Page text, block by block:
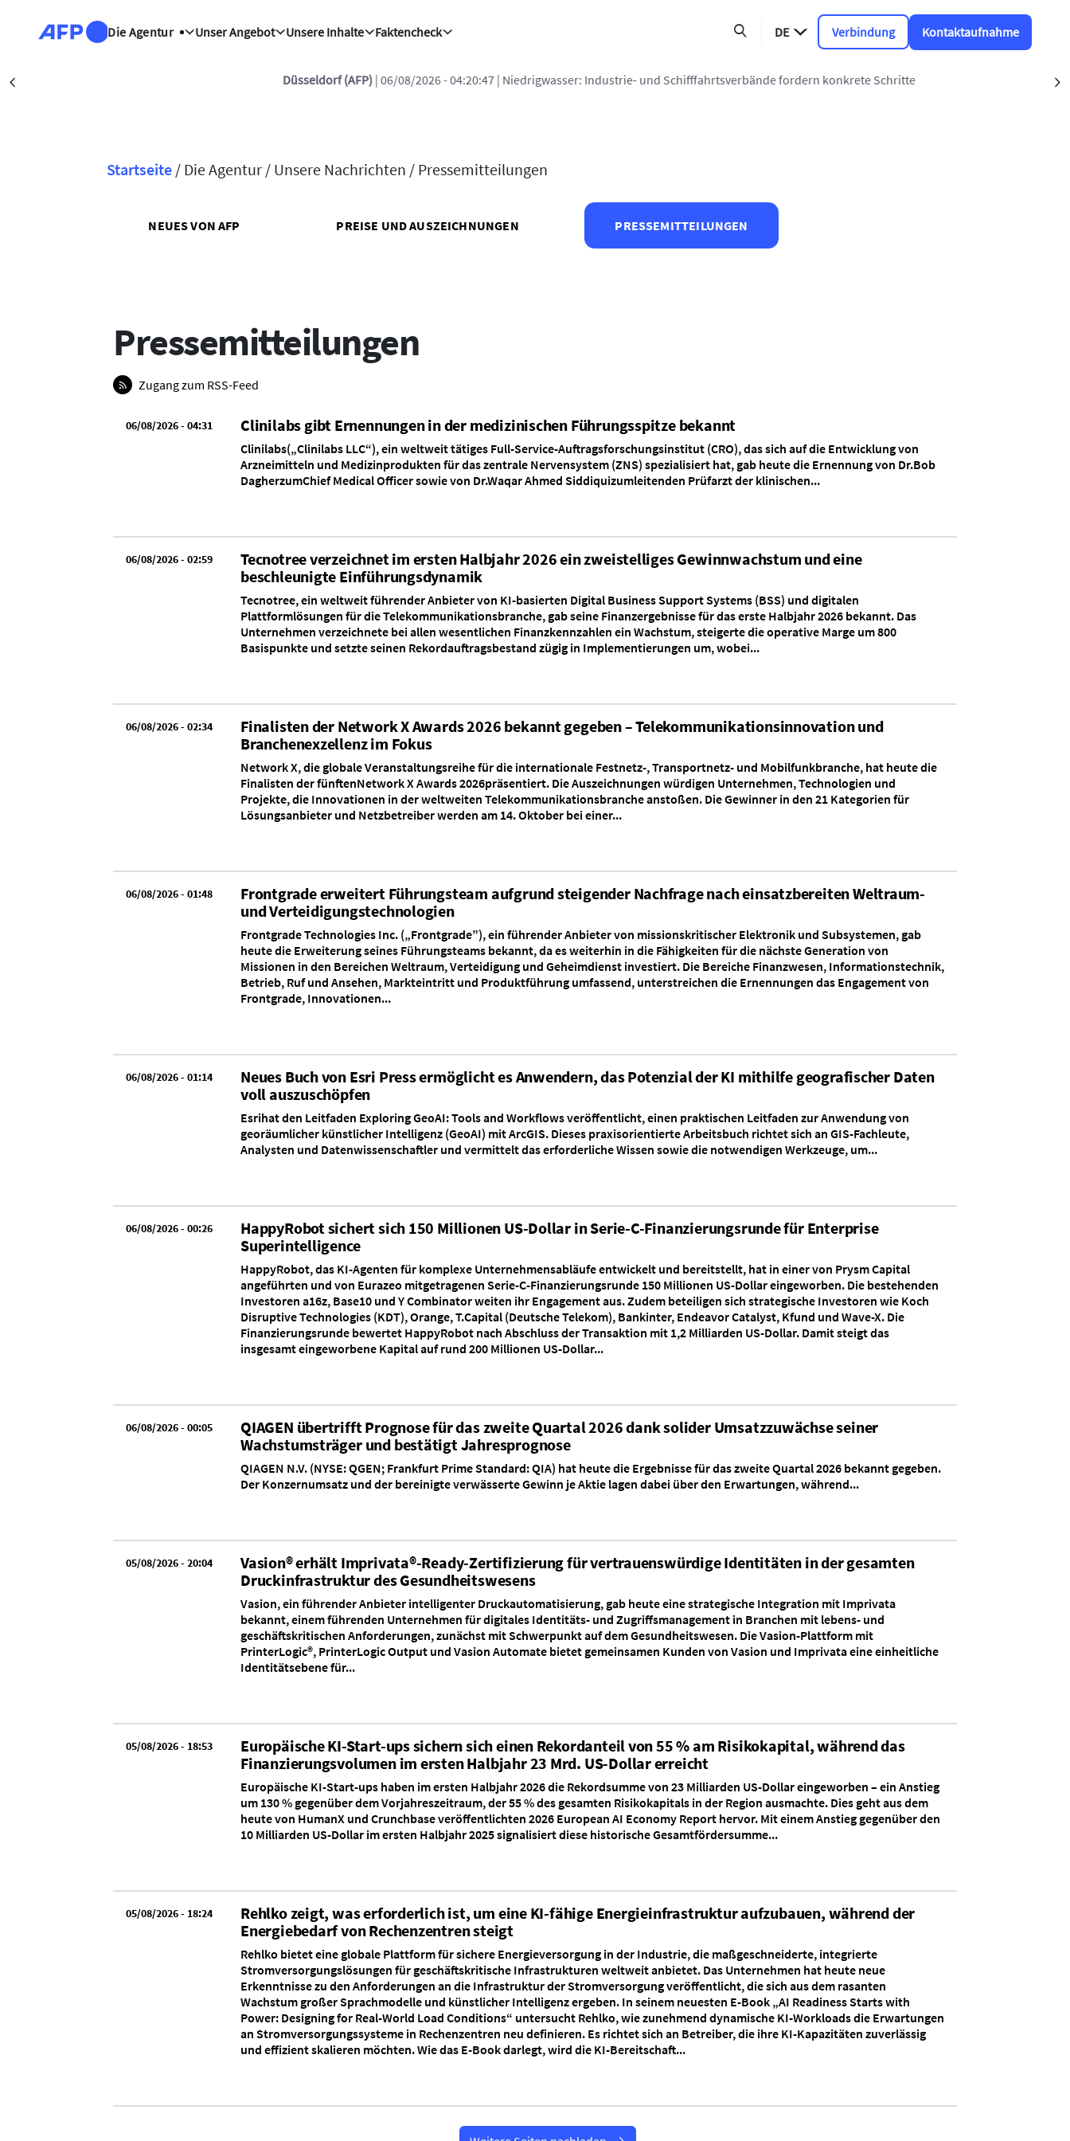
Die Agentur
Unser Angebot Unsere Inhalte Faktencheck DE Verbindung Kontaktaufnahme
Düsseldorf (AFP)| 06/08/2026 - 04:20:47| Niedrigwasser: Industrie- und Schifffahrtsverbände fordern konkrete Schritte
Pfadnavigation
Startseite / Die Agentur / Unsere Nachrichten / Pressemitteilungen
NEUES VON AFP PREISE UND AUSZEICHNUNGEN PRESSEMITTEILUNGEN
Pressemitteilungen
Zugang zum RSS-Feed
06/08/2026 - 04:31 Clinilabs gibt Ernennungen in der medizinischen Führungsspitze bekannt
Clinilabs(„Clinilabs LLC“), ein weltweit tätiges Full-Service-Auftragsforschungsinstitut (CRO), das sich auf die Entwicklung von
Arzneimitteln und Medizinprodukten für das zentrale Nervensystem (ZNS) spezialisiert hat, gab heute die Ernennung von Dr.Bob
DagherzumChief Medical Officer sowie von Dr.Waqar Ahmed Siddiquizumleitenden Prüfarzt der klinischen...
06/08/2026 - 02:59
Tecnotree verzeichnet im ersten Halbjahr 2026 ein zweistelliges Gewinnwachstum und eine
beschleunigte Einführungsdynamik
Tecnotree, ein weltweit führender Anbieter von KI-basierten Digital Business Support Systems (BSS) und digitalen
Plattformlösungen für die Telekommunikationsbranche, gab seine Finanzergebnisse für das erste Halbjahr 2026 bekannt. Das
Unternehmen verzeichnete bei allen wesentlichen Finanzkennzahlen ein Wachstum, steigerte die operative Marge um 800
Basispunkte und setzte seinen Rekordauftragsbestand zügig in Implementierungen um, wobei...
06/08/2026 - 02:34
Finalisten der Network X Awards 2026 bekannt gegeben – Telekommunikationsinnovation und
Branchenexzellenz im Fokus
Network X, die globale Veranstaltungsreihe für die internationale Festnetz-, Transportnetz- und Mobilfunkbranche, hat heute die
Finalisten der fünftenNetwork X Awards 2026präsentiert. Die Auszeichnungen würdigen Unternehmen, Technologien und
Projekte, die Innovationen in der weltweiten Telekommunikationsbranche anstoßen. Die Gewinner in den 21 Kategorien für
Lösungsanbieter und Netzbetreiber werden am 14. Oktober bei einer...
06/08/2026 - 01:48
Frontgrade erweitert Führungsteam aufgrund steigender Nachfrage nach einsatzbereiten Weltraum-
und Verteidigungstechnologien
Frontgrade Technologies Inc. („Frontgrade”), ein führender Anbieter von missionskritischer Elektronik und Subsystemen, gab
heute die Erweiterung seines Führungsteams bekannt, da es weiterhin in die Fähigkeiten für die nächste Generation von
Missionen in den Bereichen Weltraum, Verteidigung und Geheimdienst investiert. Die Bereiche Finanzwesen, Informationstechnik,
Betrieb, Ruf und Ansehen, Markteintritt und Produktführung umfassend, unterstreichen die Ernennungen das Engagement von
Frontgrade, Innovationen...
06/08/2026 - 01:14
Neues Buch von Esri Press ermöglicht es Anwendern, das Potenzial der KI mithilfe geografischer Daten
voll auszuschöpfen
Esrihat den Leitfaden Exploring GeoAI: Tools and Workflows veröffentlicht, einen praktischen Leitfaden zur Anwendung von
georäumlicher künstlicher Intelligenz (GeoAI) mit ArcGIS. Dieses praxisorientierte Arbeitsbuch richtet sich an GIS-Fachleute,
Analysten und Datenwissenschaftler und vermittelt das erforderliche Wissen sowie die notwendigen Werkzeuge, um...
06/08/2026 - 00:26
HappyRobot sichert sich 150 Millionen US-Dollar in Serie-C-Finanzierungsrunde für Enterprise
Superintelligence
HappyRobot, das KI-Agenten für komplexe Unternehmensabläufe entwickelt und bereitstellt, hat in einer von Prysm Capital
angeführten und von Eurazeo mitgetragenen Serie-C-Finanzierungsrunde 150 Millionen US-Dollar eingeworben. Die bestehenden
Investoren a16z, Base10 und Y Combinator weiten ihr Engagement aus. Zudem beteiligen sich strategische Investoren wie Koch
Disruptive Technologies (KDT), Orange, T.Capital (Deutsche Telekom), Bankinter, Endeavor Catalyst, Kfund und Wave-X. Die
Finanzierungsrunde bewertet HappyRobot nach Abschluss der Transaktion mit 1,2 Milliarden US-Dollar. Damit steigt das
insgesamt eingeworbene Kapital auf rund 200 Millionen US-Dollar...
06/08/2026 - 00:05
QIAGEN übertrifft Prognose für das zweite Quartal 2026 dank solider Umsatzzuwächse seiner
Wachstumsträger und bestätigt Jahresprognose
QIAGEN N.V. (NYSE: QGEN; Frankfurt Prime Standard: QIA) hat heute die Ergebnisse für das zweite Quartal 2026 bekannt gegeben.
Der Konzernumsatz und der bereinigte verwässerte Gewinn je Aktie lagen dabei über den Erwartungen, während...
05/08/2026 - 20:04
Vasion® erhält Imprivata®-Ready-Zertifizierung für vertrauenswürdige Identitäten in der gesamten
Druckinfrastruktur des Gesundheitswesens
Vasion, ein führender Anbieter intelligenter Druckautomatisierung, gab heute eine strategische Integration mit Imprivata
bekannt, einem führenden Unternehmen für digitales Identitäts- und Zugriffsmanagement in Branchen mit lebens- und
geschäftskritischen Anforderungen, zunächst mit Schwerpunkt auf dem Gesundheitswesen. Die Vasion-Plattform mit
PrinterLogic®, PrinterLogic Output und Vasion Automate bietet gemeinsamen Kunden von Vasion und Imprivata eine einheitliche
Identitätsebene für...
05/08/2026 - 18:53
Europäische KI-Start-ups sichern sich einen Rekordanteil von 55 % am Risikokapital, während das
Finanzierungsvolumen im ersten Halbjahr 23 Mrd. US-Dollar erreicht
Europäische KI-Start-ups haben im ersten Halbjahr 2026 die Rekordsumme von 23 Milliarden US-Dollar eingeworben – ein Anstieg
um 130 % gegenüber dem Vorjahreszeitraum, der 55 % des gesamten Risikokapitals in der Region ausmachte. Dies geht aus dem
heute von HumanX und Crunchbase veröffentlichten 2026 European AI Economy Report hervor. Mit einem Anstieg gegenüber den
10 Milliarden US-Dollar im ersten Halbjahr 2025 signalisiert diese historische Gesamtfördersumme...
05/08/2026 - 18:24
Rehlko zeigt, was erforderlich ist, um eine KI-fähige Energieinfrastruktur aufzubauen, während der
Energiebedarf von Rechenzentren steigt
Rehlko bietet eine globale Plattform für sichere Energieversorgung in der Industrie, die maßgeschneiderte, integrierte
Stromversorgungslösungen für geschäftskritische Infrastrukturen weltweit anbietet. Das Unternehmen hat heute neue
Erkenntnisse zu den Anforderungen an die Infrastruktur der Stromversorgung veröffentlicht, die sich aus dem rasanten
Wachstum großer Sprachmodelle und künstlicher Intelligenz ergeben. In seinem neuesten E-Book „AI Readiness Starts with
Power: Designing for Real-World Load Conditions“ untersucht Rehlko, wie zunehmend dynamische KI-Workloads die Erwartungen
an Stromversorgungssysteme in Rechenzentren neu definieren. Es richtet sich an Betreiber, die ihre KI-Kapazitäten zuverlässig
und effizient skalieren möchten. Wie das E-Book darlegt, wird die KI-Bereitschaft...